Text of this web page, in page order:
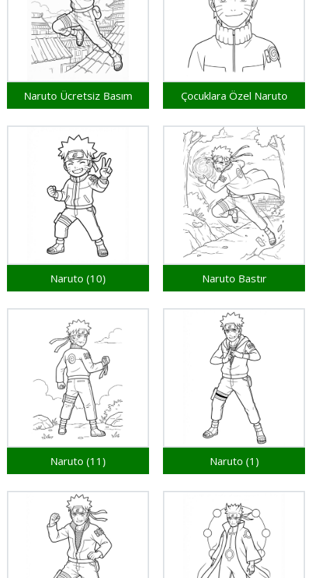
Naruto Ücretsiz Basım Çocuklara Özel Naruto
Naruto (10) Naruto Bastır
Naruto (11) Naruto (1)